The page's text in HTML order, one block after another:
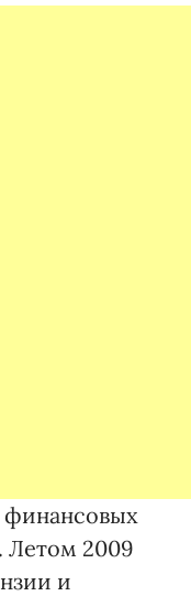
финансовых
Летом 2009
и